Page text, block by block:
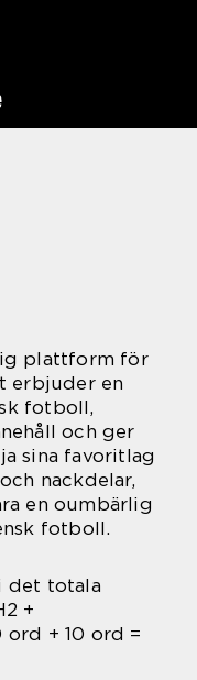
plattform för
erbjuder en
fotboll,
och ger
sina favoritlag
nackdelar,
en oumbärlig
fotboll.
det totala
+
+ 10 ord =